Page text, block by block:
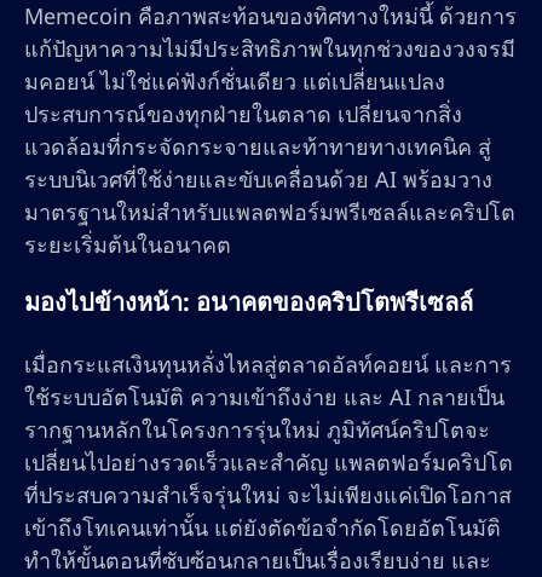
Memecoin คือภาพสะท้อนของทิศทางใหม่นี้ ด้วยการ
แก้ปัญหาความไม่มีประสิทธิภาพในทุกช่วงของวงจรมี
มคอยน์ ไม่ใช่แค่ฟังก์ชั่นเดียว แต่เปลี่ยนแปลง
ประสบการณ์ของทุกฝ่ายในตลาด เปลี่ยนจากสิ่ง
แวดล้อมที่กระจัดกระจายและท้าทายทางเทคนิค สู่
ระบบนิเวศที่ใช้ง่ายและขับเคลื่อนด้วย AI พร้อมวาง
มาตรฐานใหม่สำหรับแพลตฟอร์มพรีเซลล์และคริปโต
ระยะเริ่มต้นในอนาคต
มองไปข้างหน้า: อนาคตของคริปโตพรีเซลล์
เมื่อกระแสเงินทุนหลั่งไหลสู่ตลาดอัลท์คอยน์ และการ
ใช้ระบบอัตโนมัติ ความเข้าถึงง่าย และ AI กลายเป็น
รากฐานหลักในโครงการรุ่นใหม่ ภูมิทัศน์คริปโตจะ
เปลี่ยนไปอย่างรวดเร็วและสำคัญ แพลตฟอร์มคริปโต
ที่ประสบความสำเร็จรุ่นใหม่ จะไม่เพียงแค่เปิดโอกาส
เข้าถึงโทเคนเท่านั้น แต่ยังตัดข้อจำกัดโดยอัตโนมัติ
ทำให้ขั้นตอนที่ซับซ้อนกลายเป็นเรื่องเรียบง่าย และ